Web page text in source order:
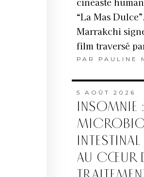
“La Mas
Marrakchi
film traversé
PAR PAULINE
5 AOÛT 2026
INSOMNIE
AU CŒUR